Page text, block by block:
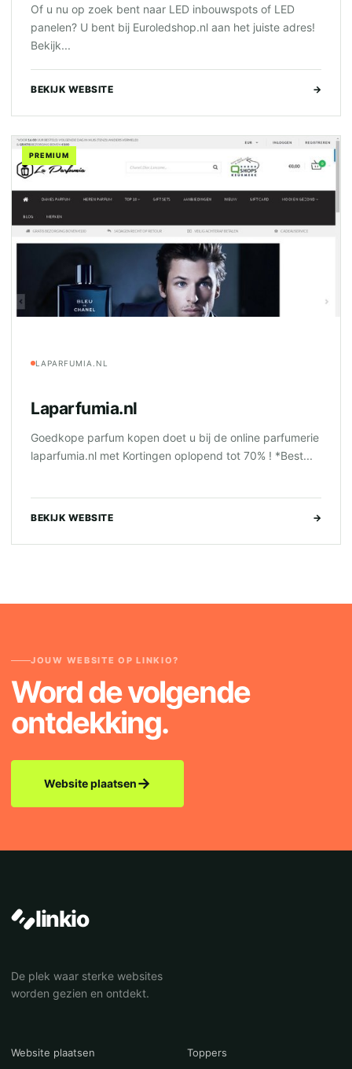
Of u nu op zoek bent naar LED inbouwspots of LED
panelen? U bent bij Euroledshop.nl aan het juiste adres!
Bekijk...
BEKIJK WEBSITE →
PREMIUM
LAPARFUMIA.NL
Laparfumia.nl
Goedkope parfum kopen doet u bij de online parfumerie
laparfumia.nl met Kortingen oplopend tot 70% ! *Best...
BEKIJK WEBSITE →
JOUW WEBSITE OP LINKIO?
Word de volgende
ontdekking.
Website plaatsen→
linkio
De plek waar sterke websites
worden gezien en ontdekt.
Website plaatsen Toppers